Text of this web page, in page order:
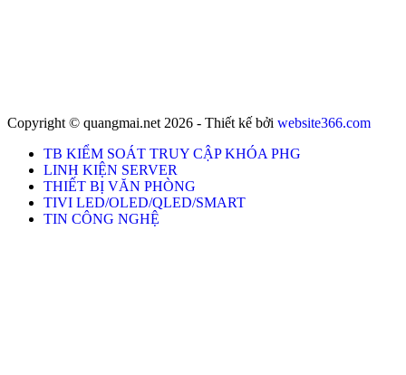
Copyright © quangmai.net 2026 - Thiết kế bởi website366.com
TB KIỂM SOÁT TRUY CẬP KHÓA PHG
LINH KIỆN SERVER
THIẾT BỊ VĂN PHÒNG
TIVI LED/OLED/QLED/SMART
TIN CÔNG NGHỆ